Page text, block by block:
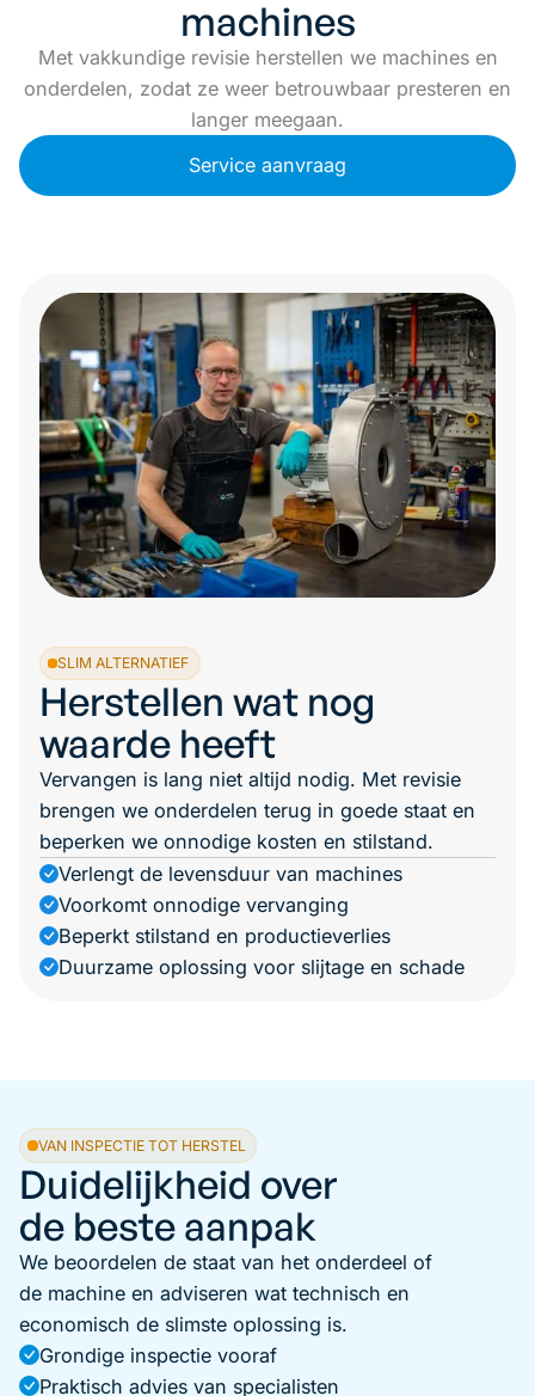
machines
Met vakkundige revisie herstellen we machines en
onderdelen, zodat ze weer betrouwbaar presteren en
langer meegaan.
Service aanvraag
SLIM ALTERNATIEF
Herstellen wat nog
waarde heeft
Vervangen is lang niet altijd nodig. Met revisie
brengen we onderdelen terug in goede staat en
beperken we onnodige kosten en stilstand.
Verlengt de levensduur van machines
Voorkomt onnodige vervanging
Beperkt stilstand en productieverlies
Duurzame oplossing voor slijtage en schade
VAN INSPECTIE TOT HERSTEL
Duidelijkheid over
de beste aanpak
We beoordelen de staat van het onderdeel of
de machine en adviseren wat technisch en
economisch de slimste oplossing is.
Grondige inspectie vooraf
Praktisch advies van specialisten